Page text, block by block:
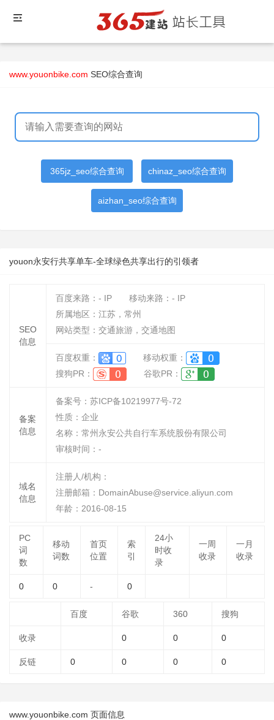
www.youonbike.com SEO综合查询
365jz_seo综合查询 chinaz_seo综合查询
aizhan_seo综合查询
youon永安行共享单车-全球绿色共享出行的引领者
SEO
信息
百度来路： - IP 移动来路： - IP
所属地区：江苏，常州
网站类型：交通旅游，交通地图
百度权重：
移动权重：
搜狗PR：
谷歌PR：
备案
信息
备案号：苏ICP备10219977号-72
性质： 企业
名称： 常州永安公共自行车系统股份有限公司
审核时间： -
域名
信息
注册人/机构：
注册邮箱：DomainAbuse@service.aliyun.com
年龄：2016-08-15
PC
词
数
移动
词数
首页
位置
索
引
24小
时收
录
一周
收录
一月
收录
0 0 - 0
百度 谷歌 360 搜狗
收录 0 0 0
反链 0 0 0 0
www.youonbike.com 页面信息